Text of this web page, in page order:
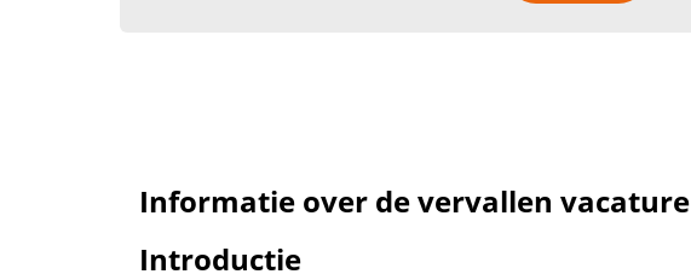
Informatie over de vervallen vacature
Introductie